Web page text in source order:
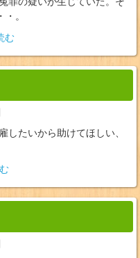
。
む
したいから助けてほしい、